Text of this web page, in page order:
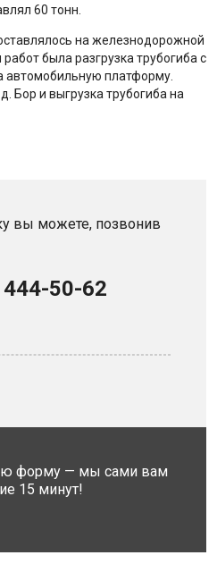
60 тонн.
на железнодорожной
была разгрузка трубогиба с
автомобильную платформу.
Бор и выгрузка трубогиба на
вы можете, позвонив
50-62
форму — мы сами вам
15 минут!